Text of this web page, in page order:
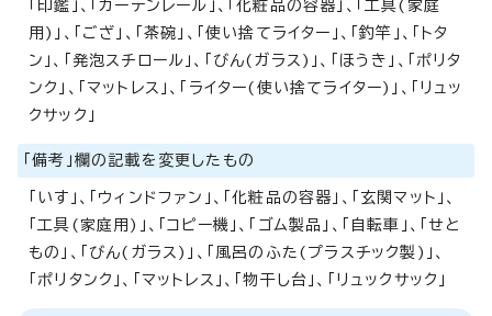
「印鑑」、「カーテンレール」、「化粧品の容器」、「工具(家庭
用)」、「ござ」、「茶碗」、「使い捨てライター」、「釣竿」、「トタ
ン」、「発泡スチロール」、「びん(ガラス)」、「ほうき」、「ポリタ
ンク」、「マットレス」、「ライター(使い捨てライター)」、「リュッ
クサック」
「備考」欄の記載を変更したもの
「いす」、「ウィンドファン」、「化粧品の容器」、「玄関マット」、
「工具(家庭用)」、「コピー機」、「ゴム製品」、「自転車」、「せと
もの」、「びん(ガラス)」、「風呂のふた(プラスチック製)」、
「ポリタンク」、「マットレス」、「物干し台」、「リュックサック」